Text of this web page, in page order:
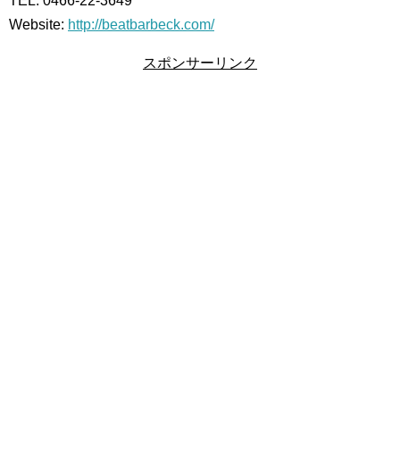
Website: http://beatbarbeck.com/
スポンサーリンク